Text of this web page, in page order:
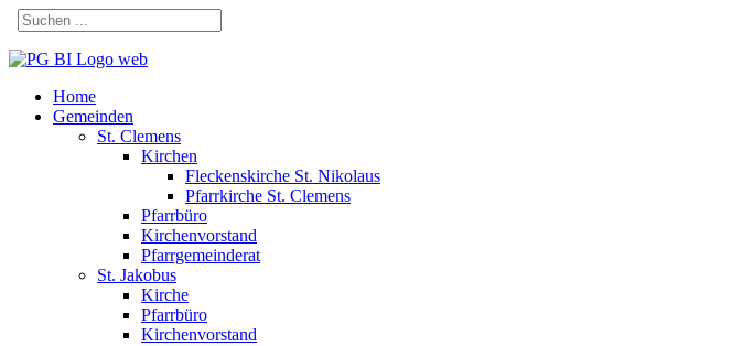
Home
Gemeinden
St. Clemens
Kirchen
Fleckenskirche St. Nikolaus
Pfarrkirche St. Clemens
Pfarrbüro
Kirchenvorstand
Pfarrgemeinderat
St. Jakobus
Kirche
Pfarrbüro
Kirchenvorstand